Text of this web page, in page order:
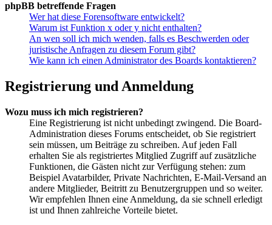
phpBB betreffende Fragen
Wer hat diese Forensoftware entwickelt?
Warum ist Funktion x oder y nicht enthalten?
An wen soll ich mich wenden, falls es Beschwerden oder
juristische Anfragen zu diesem Forum gibt?
Wie kann ich einen Administrator des Boards kontaktieren?
Registrierung und Anmeldung
Wozu muss ich mich registrieren?
Eine Registrierung ist nicht unbedingt zwingend. Die Board-
Administration dieses Forums entscheidet, ob Sie registriert
sein müssen, um Beiträge zu schreiben. Auf jeden Fall
erhalten Sie als registriertes Mitglied Zugriff auf zusätzliche
Funktionen, die Gästen nicht zur Verfügung stehen: zum
Beispiel Avatarbilder, Private Nachrichten, E-Mail-Versand an
andere Mitglieder, Beitritt zu Benutzergruppen und so weiter.
Wir empfehlen Ihnen eine Anmeldung, da sie schnell erledigt
ist und Ihnen zahlreiche Vorteile bietet.